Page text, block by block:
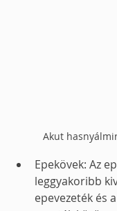
Akut
Epekövek: Az
leggyakoribb
epevezeték és